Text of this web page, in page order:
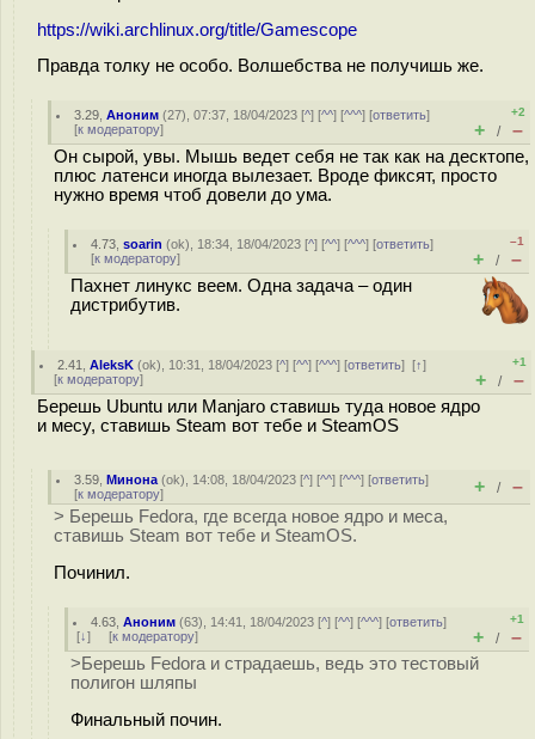
https://wiki.archlinux.org/title/Gamescope
Правда толку не особо. Волшебства не получишь же.
3.29 ,Аноним (27), 07:37, 18/04/2023 [^] [^^] [^^^] [ответить]
[к модератору]
+2
+ / –
Он сырой, увы. Мышь ведет себя не так как на десктопе,
плюс латенси иногда вылезает. Вроде фиксят, просто
нужно время чтоб довели до ума.
4.73 ,soarin (ok), 18:34, 18/04/2023 [^] [^^] [^^^] [ответить]
[к модератору]
–1
+ / –
Пахнет линукс веем. Одна задача – один
дистрибутив.
2.41 ,AleksK (ok), 10:31, 18/04/2023 [^] [^^] [^^^] [ответить][↑]
[к модератору]
+1
+ / –
Берешь Ubuntu или Manjaro ставишь туда новое ядро
и месу, ставишь Steam вот тебе и SteamOS
3.59 ,Минона (ok), 14:08, 18/04/2023 [^] [^^] [^^^] [ответить]
[к модератору] + / –
> Берешь Fedora, где всегда новое ядро и меса,
ставишь Steam вот тебе и SteamOS.
Починил.
4.63 ,Аноним (63), 14:41, 18/04/2023 [^] [^^] [^^^] [ответить]
[↓] [к модератору]
+1
+ / –
>Берешь Fedora и страдаешь, ведь это тестовый
полигон шляпы
Финальный почин.